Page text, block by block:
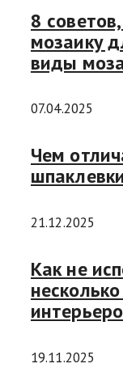
8
мозаику
виды
07.04.2025
Чем
21.12.2025
Как не
19.11.2025